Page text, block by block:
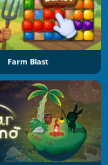
Farm Blast